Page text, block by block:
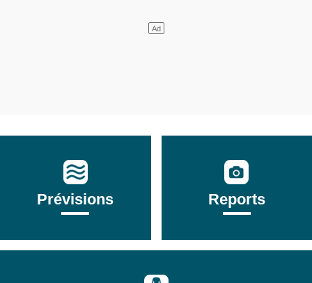
Prévisions Reports